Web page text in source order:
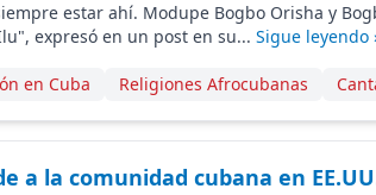
estar ahí. Modupe Bogbo Orisha y
expresó en un post en su... Sigue leyendo
en Cuba Religiones Afrocubanas
a la comunidad cubana en